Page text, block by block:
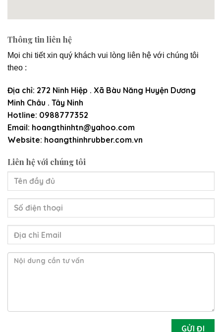
Thông tin liên hệ
Mọi chi tiết xin quý khách vui lòng liên hệ với chúng tôi
theo :
Địa chỉ: 272 Ninh Hiệp . Xã Bàu Năng Huyện Dương
Minh Châu . Tây Ninh
Hotline: 0988777352
Email: hoangthinhtn@yahoo.com
Website: hoangthinhrubber.com.vn
Liên hệ với chúng tôi
GỬI ĐI